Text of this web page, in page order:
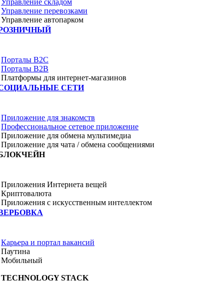
Управление складом
Управление перевозками
Управление автопарком
Порталы B2C
Порталы B2B
Платформы для интернет-магазинов
СЕТИ
Приложение для знакомств
Профессиональное сетевое приложение
Приложение для обмена мультимедиа
Приложение для чата / обмена сообщениями
Приложения Интернета вещей
Криптовалюта
Приложения с искусственным интеллектом
Карьера и портал вакансий
Паутина
Мобильный
TECHNOLOGY STACK